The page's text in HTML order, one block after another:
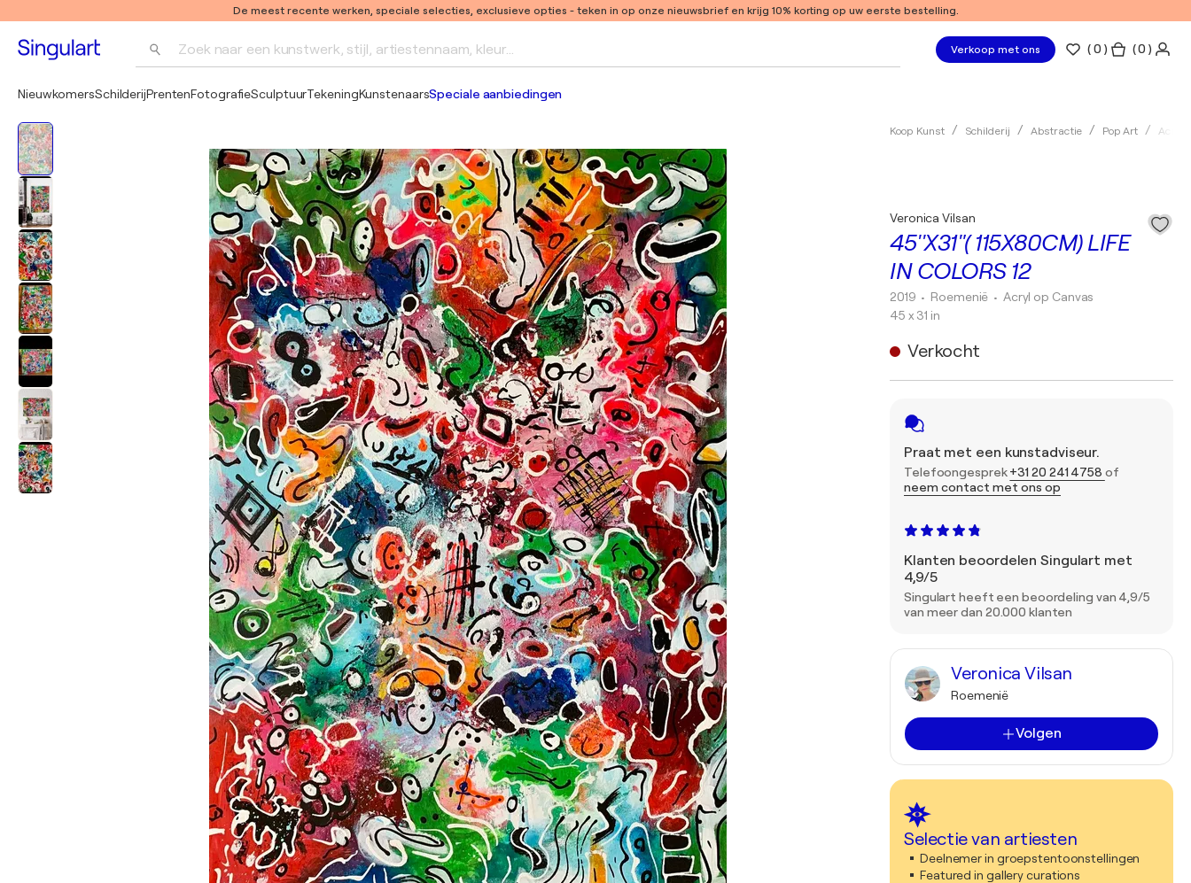
De meest recente werken, speciale selecties, exclusieve opties - teken in op onze nieuwsbrief en krijg 10% korting op uw eerste bestelling.
Zoek naar een kunstwerk, stijl, artiestennaam, kleur... Verkoop met ons (0 ) ( 0 )
NieuwkomersSchilderijPrentenFotografieSculptuurTekeningKunstenaarsSpeciale aanbiedingen
Koop Kunst Schilderij Abstractie Pop Art Acryl
45''X31"( 115X80CM) LIFE
IN COLORS 12
Veronica Vilsan
2019 • Roemenië • Acryl op Canvas
45 x 31 in
Verkocht
Praat met een kunstadviseur.
Telefoongesprek+31 20 241 4758 of
neem contact met ons op
Klanten beoordelen Singulart met
4,9/5
Singulart heeft een beoordeling van 4,9/5
van meer dan 20.000 klanten
Veronica Vilsan
Roemenië
Volgen
Selectie van artiesten
Deelnemer in groepstentoonstellingen
Featured in gallery curations